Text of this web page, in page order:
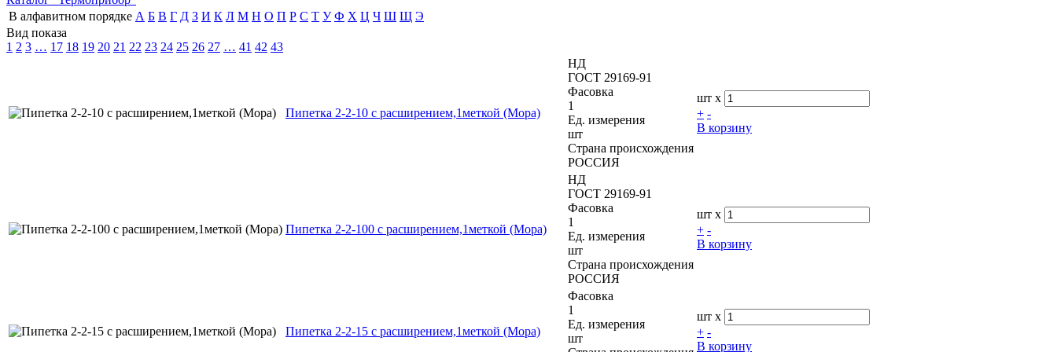
В алфавитном порядке А Б В Г Д З И К Л М Н О П Р С Т У Ф Х Ц Ч Ш Щ Э
Вид показа
1 2 3 … 17 18 19 20 21 22 23 24 25 26 27 … 41 42 43
Пипетка 2-2-10 с расширением,1меткой (Мора)
НД
ГОСТ 29169-91
Фасовка
1
Ед. измерения
шт
Страна происхождения
РОССИЯ
шт x
+ -
В корзину
Пипетка 2-2-100 с расширением,1меткой (Мора)
НД
ГОСТ 29169-91
Фасовка
1
Ед. измерения
шт
Страна происхождения
РОССИЯ
шт x
+ -
В корзину
Пипетка 2-2-15 с расширением,1меткой (Мора)
Фасовка
1
Ед. измерения
шт
шт x
+ -
В корзину